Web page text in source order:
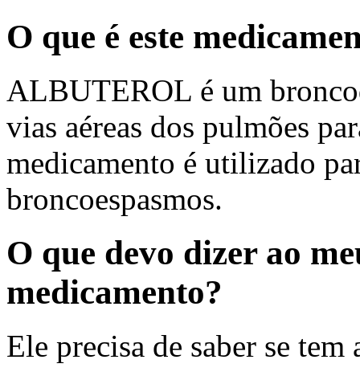
O que é este
ALBUTEROL é um
vias aéreas dos pulmões
medicamento é utilizado
broncoespasmos.
O que devo dizer ao
medicamento?
Ele precisa de saber se